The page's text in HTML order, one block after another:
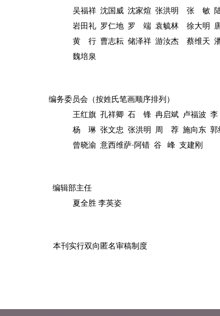
吴福祥 沈国威 沈家煊 张洪明 张 敏
岩田礼 罗仁地 罗 端 袁毓林 徐大明
黄
行 曹志耘 储泽祥 游汝杰 蔡维天
魏培泉
编务委员会（按姓氏笔画顺序排列 ）
王红旗 孔祥卿 石 锋 冉启斌 卢福波 李
杨
琳 张文忠 张洪明 周 荐 施向东 郭
曾晓渝 意西维萨·阿错 谷 峰 支建刚
编辑部主任
夏全胜 李英姿
本刊实行双向匿名审稿制度